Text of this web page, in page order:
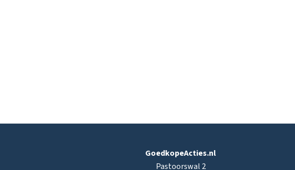
GoedkopeActies.nl
Pastoorswal 2